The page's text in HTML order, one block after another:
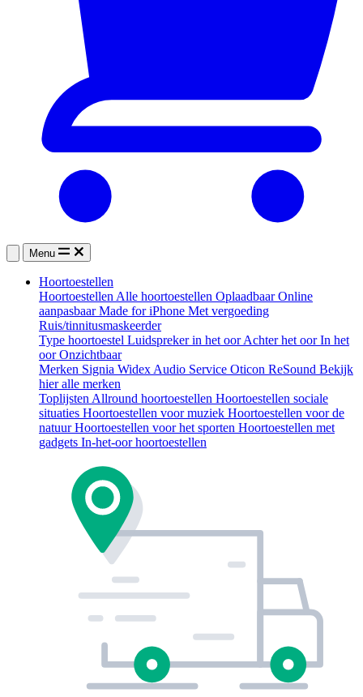
Menu
Hoortoestellen
HoortoestellenAlle hoortoestellen OplaadbaarOnline
aanpasbaarMade for iPhone Met vergoeding
Ruis/tinnitusmaskeerder
Type hoortoestel Luidspreker in het oorAchter het oorIn het
oorOnzichtbaar
Merken Signia WidexAudio Service Oticon ReSound Bekijk
hier alle merken
ToplijstenAllround hoortoestellen Hoortoestellen sociale
situaties Hoortoestellen voor muziek Hoortoestellen voor de
natuurHoortoestellen voor het sporten Hoortoestellen met
gadgets In-het-oor hoortoestellen